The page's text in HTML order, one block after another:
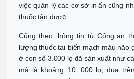
việc quản lý các cơ sở in ấn cũng
thuốc tân dược.
Cũng theo thông tin từ Công an
lượng thuốc tai biến mạch máu não
ở con số 3.000 lọ đã sản xuất như
mà là khoảng 10 .000 lọ, dựa